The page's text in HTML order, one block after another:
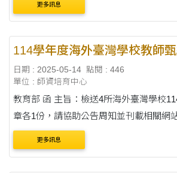
更多訊息
114學年度海外臺灣學校教師
日期 : 2025-05-14 點閱 : 446
單位 : 師資培育中心
教育部 函 主旨：檢送4所海外臺灣學校114學年度教師甄選簡
章各1份，請協助公告周知並刊載相關網站，
依據越南胡志明市臺灣學校114年5月8日
1140000088號函辦理。
更多訊息